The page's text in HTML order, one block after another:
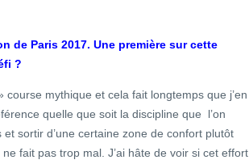
de Paris 2017. Une première sur cette
?
mythique et cela fait longtemps que j’en
quelle que soit la discipline que l’on
sortir d’une certaine zone de confort plutôt
fait pas trop mal. J’ai hâte de voir si cet effort